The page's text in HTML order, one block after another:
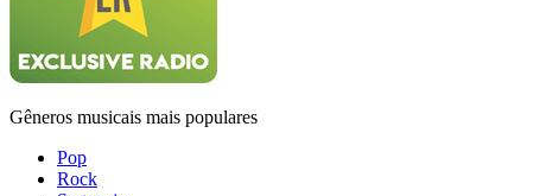
Gêneros musicais mais populares
Pop
Rock